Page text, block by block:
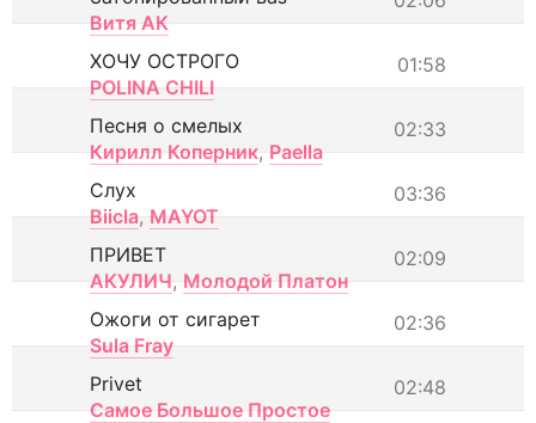
Витя АК
01:58
ХОЧУ ОСТРОГО
POLINA CHILI
02:33
Песня о смелых
Кирилл Коперник, Paella
03:36
Слух
Biicla, MAYOT
02:09
ПРИВЕТ
АКУЛИЧ, Молодой Платон
02:36
Ожоги от сигарет
Sula Fray
02:48
Privet
Самое Большое Простое